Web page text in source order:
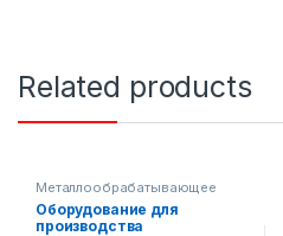
Related products
Металлообрабатывающее
оборудование
Оборудование для
производства